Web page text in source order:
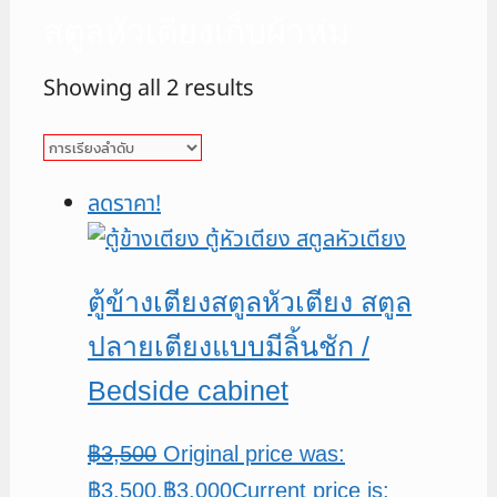
Showing all 2 results
ลดราคา!
ตู้ข้างเตียงสตูลหัวเตียง สตูล
ปลายเตียงแบบมีลิ้นชัก /
Bedside cabinet
฿3,500 Original price was:
฿3,500.฿3,000Current price is: